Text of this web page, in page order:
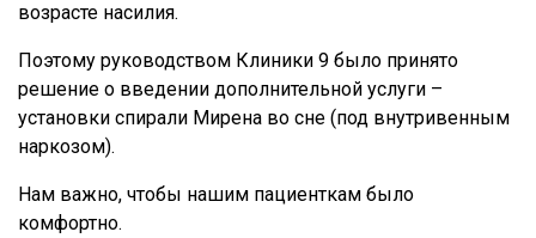
возрасте насилия.
Поэтому руководством Клиники 9 было принято
решение о введении дополнительной услуги –
установки спирали Мирена во сне (под внутривенным
наркозом).
Нам важно, чтобы нашим пациенткам было
комфортно.